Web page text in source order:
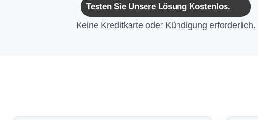
Testen Sie Unsere Lösung Kostenlos.
Keine Kreditkarte oder Kündigung erforderlich.